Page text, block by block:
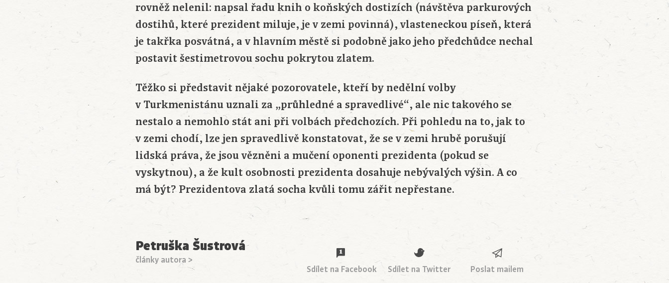
rovněž nelenil: napsal řadu knih o koňských dostizích (návštěva parkurových
dostihů, které prezident miluje, je v zemi povinná), vlasteneckou píseň, která
je takřka posvátná, a v hlavním městě si podobně jako jeho předchůdce nechal
postavit šestimetrovou sochu pokrytou zlatem.
Těžko si představit nějaké pozorovatele, kteří by nedělní volby
v Turkmenistánu uznali za „průhledné a spravedlivé“, ale nic takového se
nestalo a nemohlo stát ani při volbách předchozích. Při pohledu na to, jak to
v zemi chodí, lze jen spravedlivě konstatovat, že se v zemi hrubě porušují
lidská práva, že jsou vězněni a mučení oponenti prezidenta (pokud se
vyskytnou), a že kult osobnosti prezidenta dosahuje nebývalých výšin. A co
má být? Prezidentova zlatá socha kvůli tomu zářit nepřestane.
Petruška Šustrová
články autora >
Sdílet na Facebook
Sdílet na Twitter Poslat mailem